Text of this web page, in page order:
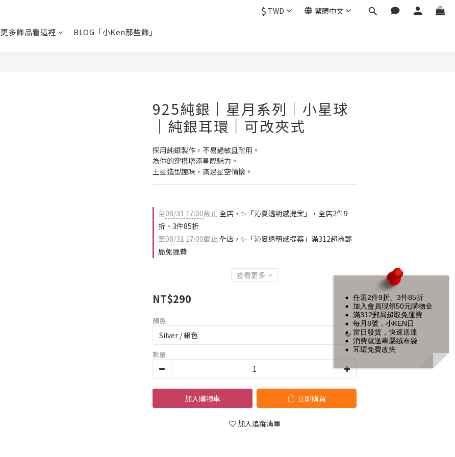
$ TWD 繁體中文
更多飾品看這裡 BLOG「小Ken那些飾」
925純銀｜星月系列｜小星球
｜純銀耳環｜可改夾式
採用純銀製作，不易過敏且耐用。
為你的穿搭增添星際魅力。
土星造型趣味，滿足星空情懷。
至08/31 17:00截止全店，✨「沁夏透明感提案」，全店2件9
折、3件85折
至08/31 17:00截止全店，✨「沁夏透明感提案」滿312超商郵
局免運費
查看更多
NT$290
顏色
數量
加入購物車 立即購買
加入追蹤清單
任選2件9折、3件85折
加入會員現領50元購物金
滿312郵局超取免運費
每月8號，小KEN日
當日發貨，快速送達
消費就送專屬絨布袋
耳環免費改夾